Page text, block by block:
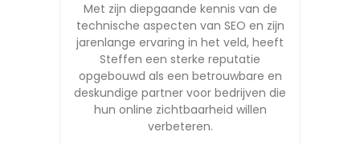
Met zijn diepgaande kennis van de
technische aspecten van SEO en zijn
jarenlange ervaring in het veld, heeft
Steffen een sterke reputatie
opgebouwd als een betrouwbare en
deskundige partner voor bedrijven die
hun online zichtbaarheid willen
verbeteren.